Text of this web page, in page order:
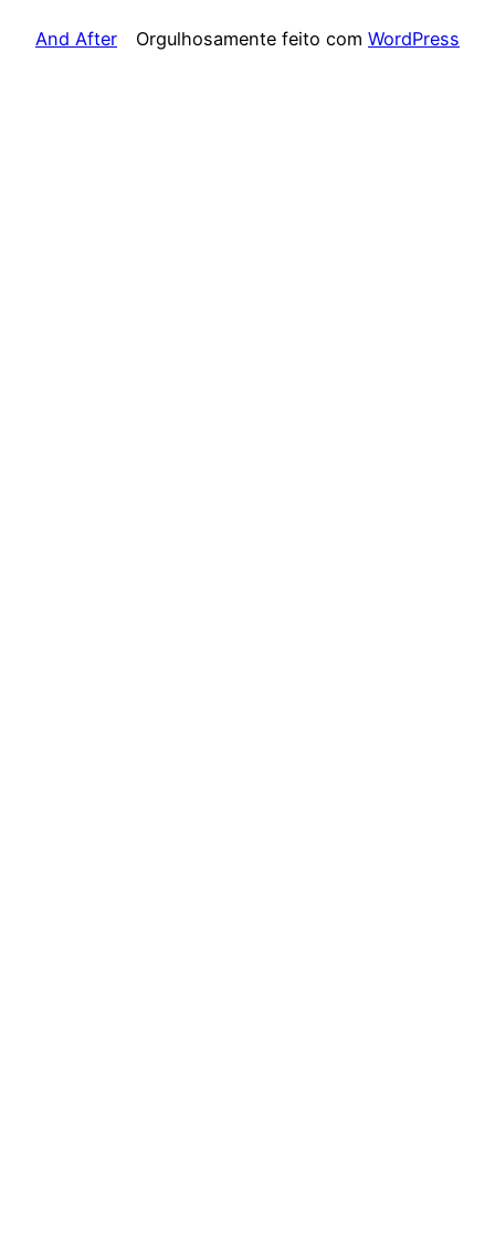
And After Orgulhosamente feito com WordPress